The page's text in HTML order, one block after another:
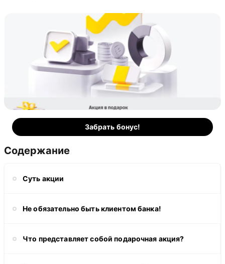
Забрать бонус!
Содержание
Суть акции
Не обязательно быть клиентом банка!
Что представляет собой подарочная акция?